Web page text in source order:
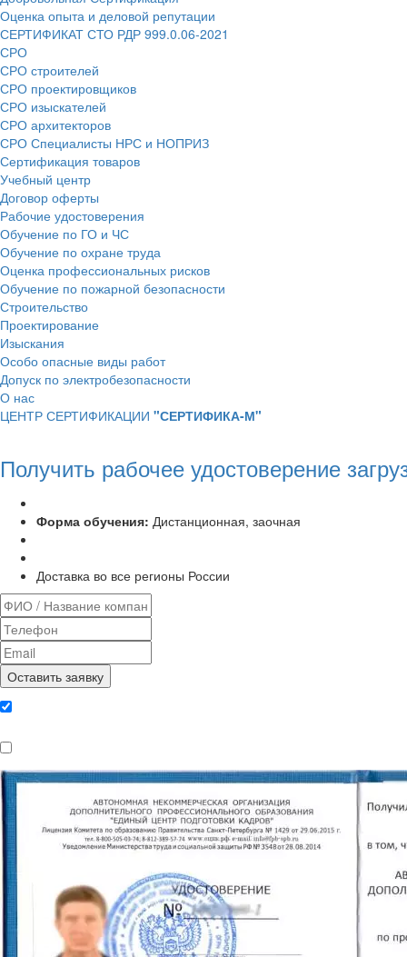
Оценка опыта и деловой репутации
СЕРТИФИКАТ СТО РДР 999.0.06-2021
СРО
СРО строителей
СРО проектировщиков
СРО изыскателей
СРО архитекторов
СРО Специалисты НРС и НОПРИЗ
Сертификация товаров
Учебный центр
Договор оферты
Рабочие удостоверения
Обучение по ГО и ЧС
Обучение по охране труда
Оценка профессиональных рисков
Обучение по пожарной безопасности
Строительство
Проектирование
Изыскания
Особо опасные виды работ
Допуск по электробезопасности
О нас
ЦЕНТР СЕРТИФИКАЦИИ "СЕРТИФИКА-М"
Получить рабочее удостоверение
Форма обучения: Дистанционная, заочная
Доставка во все регионы России